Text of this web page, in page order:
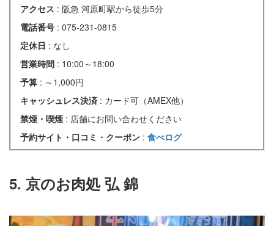
アクセス : 阪急 河原町駅から徒歩5分
電話番号 : 075-231-0815
定休日 : なし
営業時間 : 10:00～18:00
予算 : ～1,000円
キャッシュレス決済 : カード可（AMEX他）
禁煙・喫煙 : 店舗にお問い合わせください
予約サイト・口コミ・クーポン : 食べログ
5. 京のお肉処 弘 錦